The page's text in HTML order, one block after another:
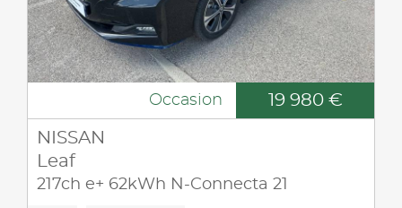
Occasion 19 980 €
NISSAN
Leaf
217ch e+ 62kWh N-Connecta 21